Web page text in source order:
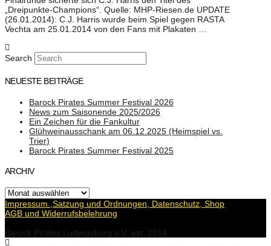
„Dreipunkte-Champions“. Quelle: MHP-Riesen.de UPDATE
(26.01.2014): C.J. Harris wurde beim Spiel gegen RASTA
Vechta am 25.01.2014 von den Fans mit Plakaten …
Search
NEUESTE BEITRÄGE
Barock Pirates Summer Festival 2026
News zum Saisonende 2025/2026
Ein Zeichen für die Fankultur
Glühweinausschank am 06.12.2025 (Heimspiel vs.
Trier)
Barock Pirates Summer Festival 2025
ARCHIV
Archiv
Impressum ,Satzung und Ordnungen, Datenschutz, Shop
AGB und Widerrufsbelehrung
Barock Pirates Ludwigsburg e.V. est. 2014